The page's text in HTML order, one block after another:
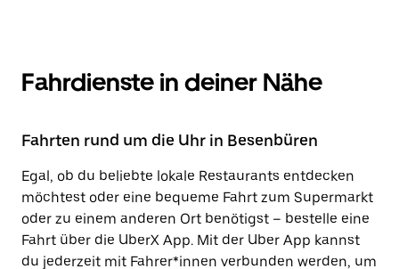
Fahrdienste in deiner Nähe
Fahrten rund um die Uhr in Besenbüren
Egal, ob du beliebte lokale Restaurants entdecken
möchtest oder eine bequeme Fahrt zum Supermarkt
oder zu einem anderen Ort benötigst – bestelle eine
Fahrt über die UberX App. Mit der Uber App kannst
du jederzeit mit Fahrer*innen verbunden werden, um